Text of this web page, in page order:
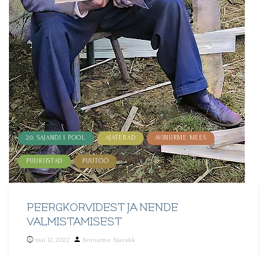
20. SAJANDI I POOL AJATERAD AVINURME MEES
PUURIISTAD PUUTÖÖ
PEERGKORVIDEST JA NENDE
VALMISTAMISEST
mai 12, 2022
Posted
Avinurme Ajavakk